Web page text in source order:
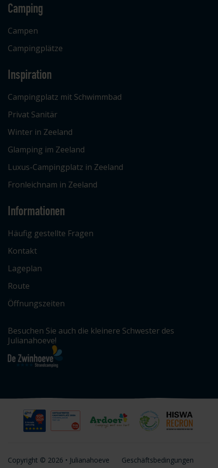
Camping
Campen
Campingplätze
Inspiration
Campingplatz mit Schwimmbad
Privat Sanitär
Winter in Zeeland
Glamping im Zeeland
Luxus-Campingplatz in Zeeland
Fronleichnam in Zeeland
Informationen
Häufig gestellte Fragen
Kontakt
Lageplan
Route
Öffnungszeiten
Besuchen Sie auch die kleinere Schwester des
Julianahoeve!
Copyright © 2026 • Julianahoeve
Geschäftsbedingungen